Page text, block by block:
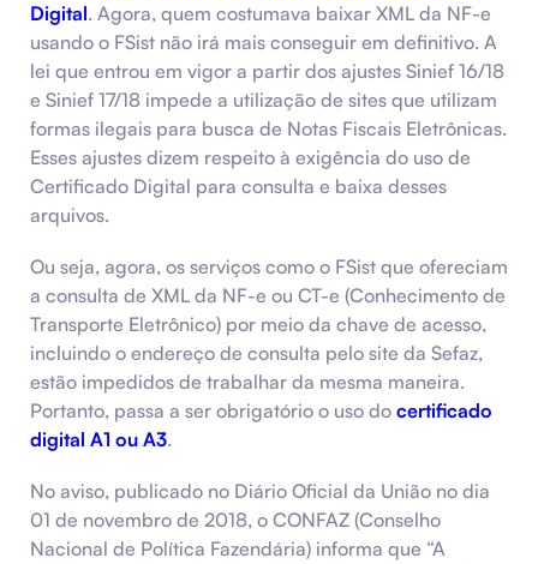
Digital. Agora, quem costumava baixar XML da NF-e
usando o FSist não irá mais conseguir em definitivo. A
lei que entrou em vigor a partir dos ajustes Sinief 16/18
e Sinief 17/18 impede a utilização de sites que utilizam
formas ilegais para busca de Notas Fiscais Eletrônicas.
Esses ajustes dizem respeito à exigência do uso de
Certificado Digital para consulta e baixa desses
arquivos.
Ou seja, agora, os serviços como o FSist que ofereciam
a consulta de XML da NF-e ou CT-e (Conhecimento de
Transporte Eletrônico) por meio da chave de acesso,
incluindo o endereço de consulta pelo site da Sefaz,
estão impedidos de trabalhar da mesma maneira.
Portanto, passa a ser obrigatório o uso do certificado
digital A1 ou A3.
No aviso, publicado no Diário Oficial da União no dia
01 de novembro de 2018, o CONFAZ (Conselho
Nacional de Política Fazendária) informa que “A